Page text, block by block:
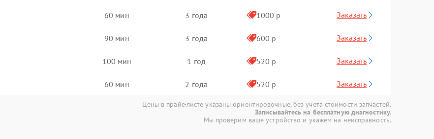
60 мин 3 года 1000 р Заказать
90 мин 3 года 600 р Заказать
100 мин 1 год 520 р Заказать
60 мин 2 года 520 р Заказать
Цены в прайс-листе указаны ориентировочные, без учета стоимости запчастей.
Записывайтесь на бесплатную диагностику.
Мы проверим ваше устройство и укажем на неисправность.